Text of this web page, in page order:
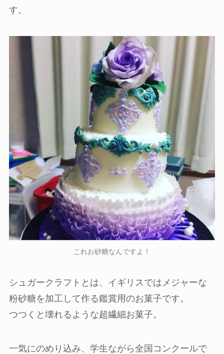
す。
これお砂糖なんですよ！
シュガークラフトとは、イギリスではメジャーな
粉砂糖を加工して作る鑑賞用のお菓子です。
つつくと壊れるような超繊細お菓子。
一気にのめり込み、学生ながら全国コンクールで